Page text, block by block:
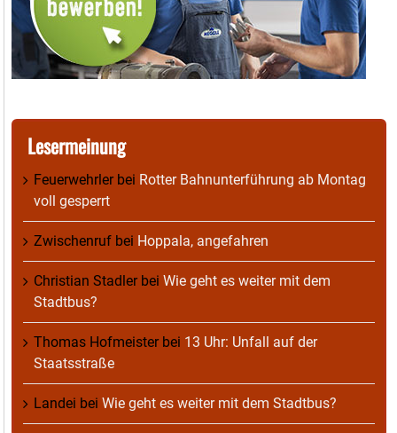
Lesermeinung
Feuerwehrlerbei Rotter Bahnunterführung ab Montag
voll gesperrt
Zwischenruf bei Hoppala, angefahren
Christian Stadlerbei Wie geht es weiter mit dem
Stadtbus?
Thomas Hofmeisterbei 13 Uhr: Unfall auf der
Staatsstraße
Landei bei Wie geht es weiter mit dem Stadtbus?